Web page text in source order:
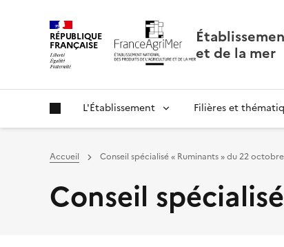
RÉPUBLIQUE
FRANÇAISE
et de la mer
L'Établissement Filières et
Accueil Conseil spécialisé « Ruminants » du 22
Conseil